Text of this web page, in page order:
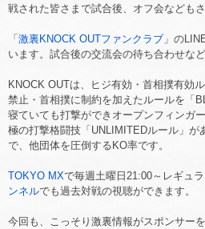
戦された皆さまで試合後、オフ会なども
「 激裏KNOCK OUTファンクラブ 」の
います。試合後の交流会の待ち合わせな
KNOCK OUTは、ヒジ有効・首相撲有効
禁止・首相撲に制約を加えたルールを「
寝ていても打撃ができオープンフィンガ
極の打撃格闘技「UNLIMITEDルール」が
で、他団体を圧倒するKO率です。
TOKYO MXで毎週土曜日21:00～レギュラ
ンネルでも過去対戦の視聴ができます。
今回も、こっそり激裏情報がスポンサー